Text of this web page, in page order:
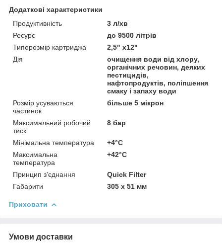
Додаткові характеристики
Продуктивність
3 л/хв
Ресурс
до 9500 літрів
Типорозмір картриджа
2,5" x12"
Дія
очищення води від хлору,
органічних речовин, деяких
пестицидів,
нафтопродуктів, поліпшення
смаку і запаху води
Розмір усуваються
частинок
більше 5 мікрон
Максимальний робочий
тиск
8 бар
Мінімальна температура
+4°С
Максимальна
температура
+42°С
Принцип з'єднання
Quick Filter
Габарити
305 х 51 мм
Приховати
Умови доставки